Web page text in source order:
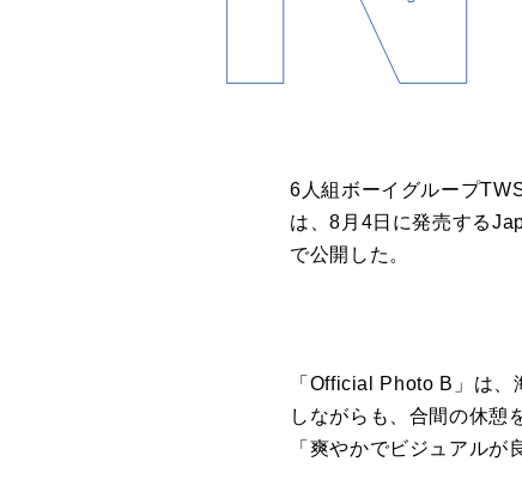
6人組ボーイグループ
は、8月4日に発売する
で公開した。
「Official Photo B」は、
しながらも、 合間の休憩
「爽やかでビジュアルが